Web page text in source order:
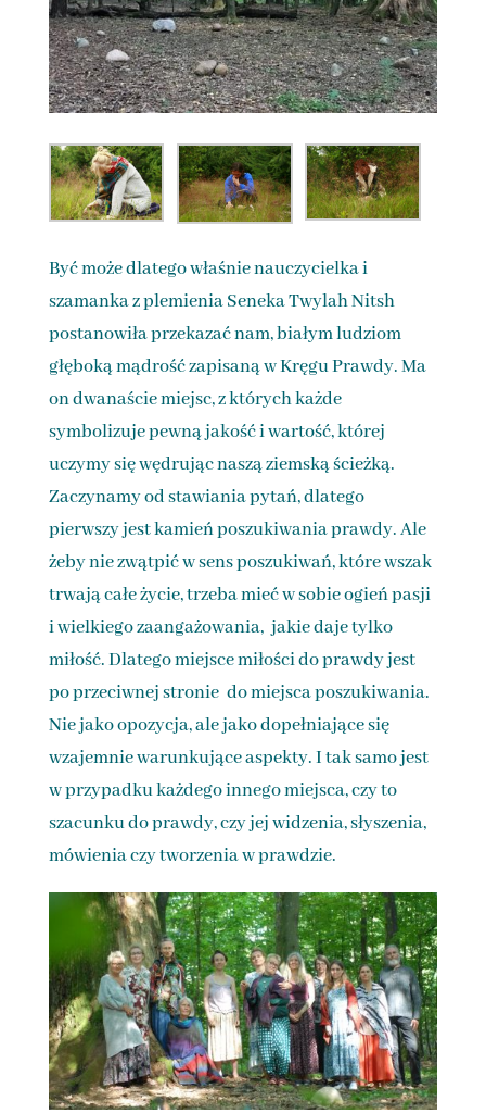
Być może dlatego właśnie nauczycielka i
szamanka z plemienia Seneka Twylah Nitsh
postanowiła przekazać nam, białym ludziom
głęboką mądrość zapisaną w Kręgu Prawdy. Ma
on dwanaście miejsc, z których każde
symbolizuje pewną jakość i wartość, której
uczymy się wędrując naszą ziemską ścieżką.
Zaczynamy od stawiania pytań, dlatego
pierwszy jest kamień poszukiwania prawdy. Ale
żeby nie zwątpić w sens poszukiwań, które wszak
trwają całe życie, trzeba mieć w sobie ogień pasji
i wielkiego zaangażowania, jakie daje tylko
miłość. Dlatego miejsce miłości do prawdy jest
po przeciwnej stronie do miejsca poszukiwania.
Nie jako opozycja, ale jako dopełniające się
wzajemnie warunkujące aspekty. I tak samo jest
w przypadku każdego innego miejsca, czy to
szacunku do prawdy, czy jej widzenia, słyszenia,
mówienia czy tworzenia w prawdzie.